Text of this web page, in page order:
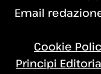
Email
Cookie
Principi